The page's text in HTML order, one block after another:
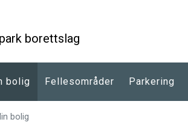
borettslag
bolig Fellesområder Parkering
bolig